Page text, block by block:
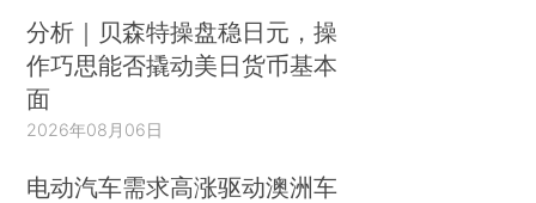
分析｜贝森特操盘稳日元，操
作巧思能否撬动美日货币基本
面
2026年08月06日
电动汽车需求高涨驱动澳洲车